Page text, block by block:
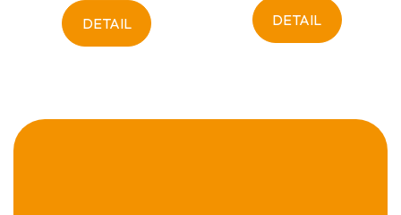
DETAIL DETAIL
Z
á